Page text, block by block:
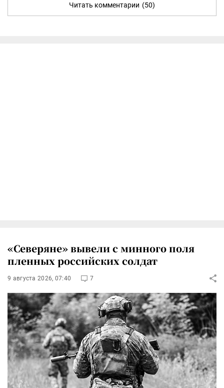
Читать комментарии (50)
«Северяне» вывели с минного поля
пленных российских солдат
9 августа 2026, 07:40 7